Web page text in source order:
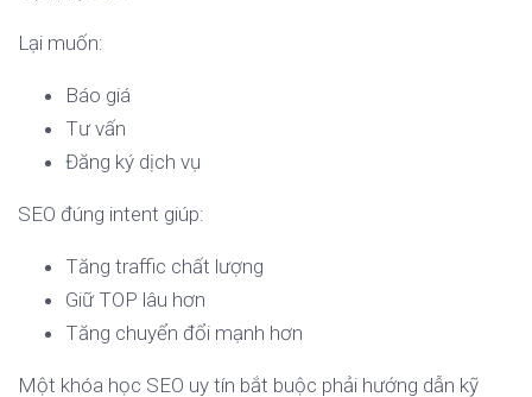
Lại muốn:
Báo giá
Tư vấn
Đăng ký dịch vụ
SEO đúng intent giúp:
Tăng traffic chất lượng
Giữ TOP lâu hơn
Tăng chuyển đổi mạnh hơn
Một khóa học SEO uy tín bắt buộc phải hướng dẫn kỹ